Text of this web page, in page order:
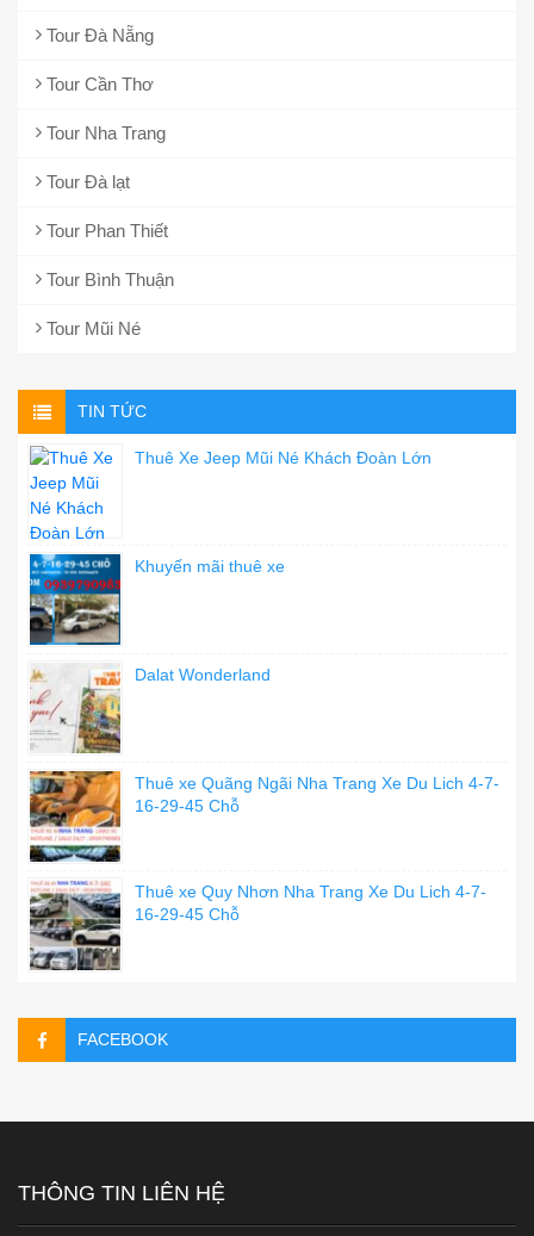
Tour Đà Nẵng
Tour Cần Thơ
Tour Nha Trang
Tour Đà lạt
Tour Phan Thiết
Tour Bình Thuận
Tour Mũi Né
TIN TỨC
Thuê Xe Jeep Mũi Né Khách Đoàn Lớn
Khuyến mãi thuê xe
Dalat Wonderland
Thuê xe Quãng Ngãi Nha Trang Xe Du Lich 4-7-
16-29-45 Chỗ
Thuê xe Quy Nhơn Nha Trang Xe Du Lich 4-7-
16-29-45 Chỗ
FACEBOOK
THÔNG TIN LIÊN HỆ